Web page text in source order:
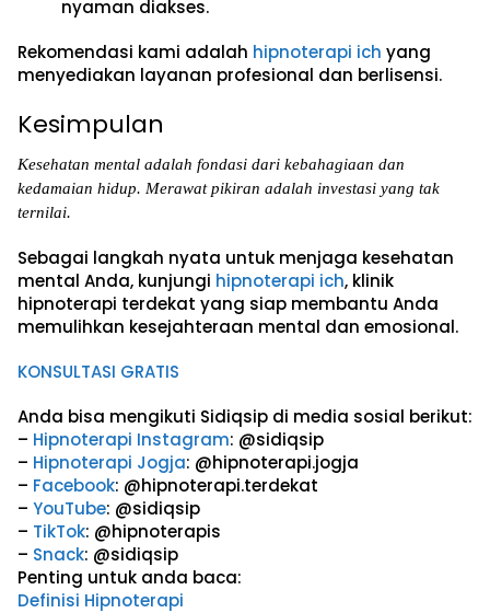
nyaman diakses.
Rekomendasi kami adalah hipnoterapi ich yang
menyediakan layanan profesional dan berlisensi.
Kesimpulan
Kesehatan mental adalah fondasi dari kebahagiaan dan
kedamaian hidup. Merawat pikiran adalah investasi yang tak
ternilai.
Sebagai langkah nyata untuk menjaga kesehatan
mental Anda, kunjungi hipnoterapi ich, klinik
hipnoterapi terdekat yang siap membantu Anda
memulihkan kesejahteraan mental dan emosional.
KONSULTASI GRATIS
Anda bisa mengikuti Sidiqsip di media sosial berikut:
– Hipnoterapi Instagram: @sidiqsip
– Hipnoterapi Jogja: @hipnoterapi.jogja
– Facebook: @hipnoterapi.terdekat
– YouTube: @sidiqsip
– TikTok: @hipnoterapis
– Snack: @sidiqsip
Penting untuk anda baca:
Definisi Hipnoterapi